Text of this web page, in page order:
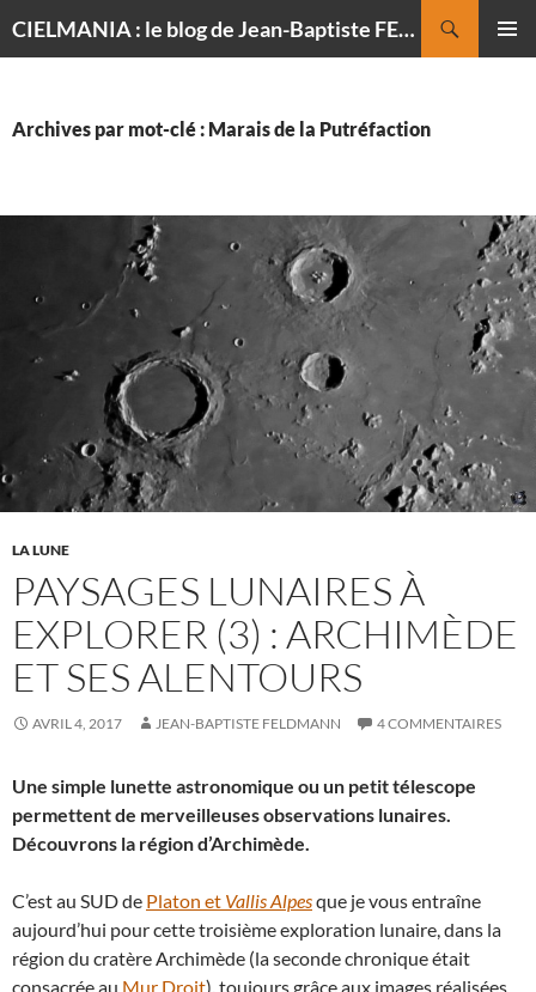
CIELMANIA : le blog de Jean-Baptiste FELDMANN, photographe du ciel
Archives par mot-clé : Marais de la Putréfaction
LA LUNE
PAYSAGES LUNAIRES À
EXPLORER (3) : ARCHIMÈDE
ET SES ALENTOURS
AVRIL 4, 2017 JEAN-BAPTISTE FELDMANN 4 COMMENTAIRES
Une simple lunette astronomique ou un petit télescope
permettent de merveilleuses observations lunaires.
Découvrons la région d’Archimède.
C’est au SUD de Platon et Vallis Alpesque je vous entraîne
aujourd’hui pour cette troisième exploration lunaire, dans la
région du cratère Archimède (la seconde chronique était
consacrée au Mur Droit), toujours grâce aux images réalisées